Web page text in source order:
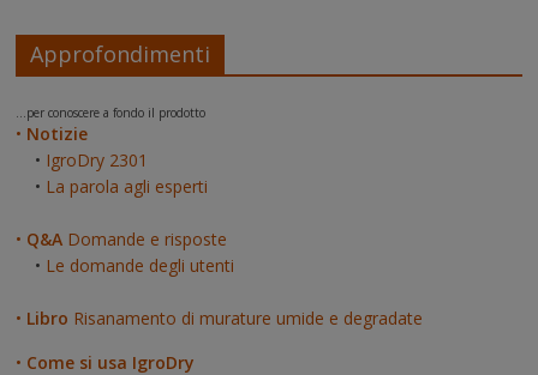
Approfondimenti
...per conoscere a fondo il prodotto
• Notizie
• IgroDry 2301
• La parola agli esperti
• Q&A Domande e risposte
• Le domande degli utenti
• Libro Risanamento di murature umide e degradate
• Come si usa IgroDry